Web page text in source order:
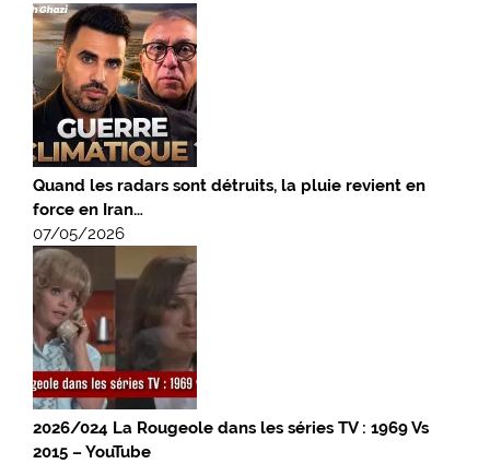
Quand les radars sont détruits, la pluie revient en
force en Iran…
07/05/2026
2026/024 La Rougeole dans les séries TV : 1969 Vs
2015 – YouTube